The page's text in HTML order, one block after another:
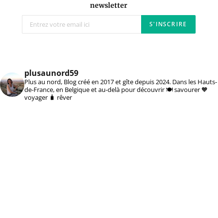
newsletter
plusaunord59
Plus au nord, Blog créé en 2017 et gîte depuis 2024. Dans les Hauts-
de-France, en Belgique et au-delà pour découvrir 🍽️ savourer 🧡
voyager 🧳 rêver